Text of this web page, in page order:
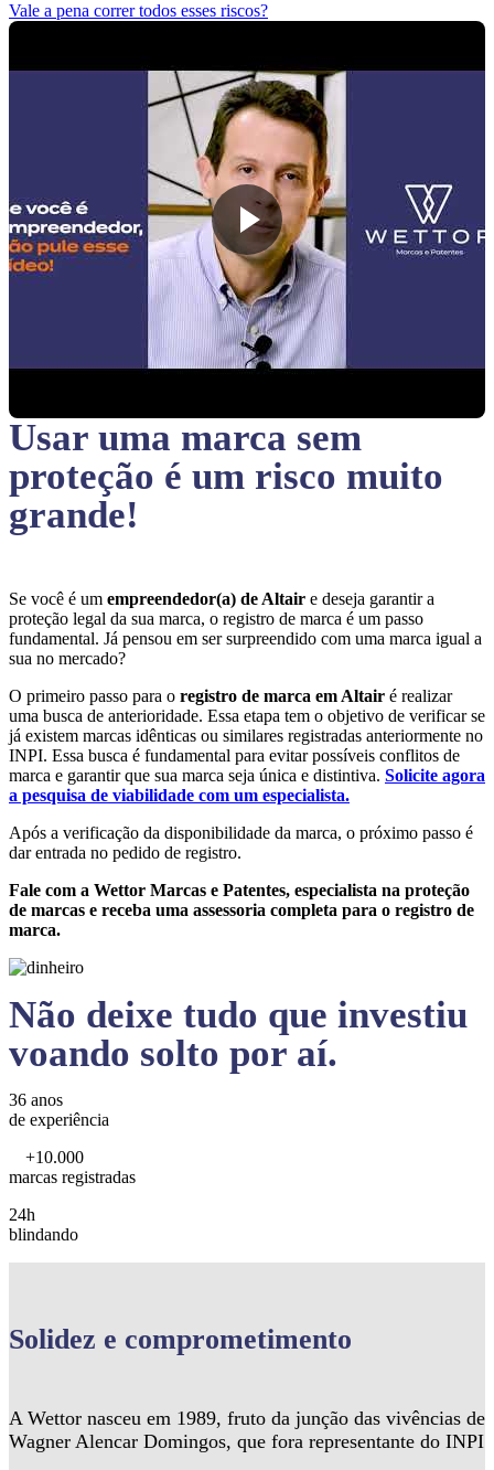
Vale a pena correr todos esses riscos?
Usar uma marca sem
proteção é um risco muito
grande!
Se você é um empreendedor(a) de Altair e deseja garantir a
proteção legal da sua marca, o registro de marca é um passo
fundamental. Já pensou em ser surpreendido com uma marca igual a
sua no mercado?
O primeiro passo para o registro de marca em Altair é realizar
uma busca de anterioridade. Essa etapa tem o objetivo de verificar se
já existem marcas idênticas ou similares registradas anteriormente no
INPI. Essa busca é fundamental para evitar possíveis conflitos de
marca e garantir que sua marca seja única e distintiva. Solicite agora
a pesquisa de viabilidade com um especialista.
Após a verificação da disponibilidade da marca, o próximo passo é
dar entrada no pedido de registro.
Fale com a Wettor Marcas e Patentes, especialista na proteção
de marcas e receba uma assessoria completa para o registro de
marca.
Não deixe tudo que investiu
voando solto por aí.
36 anos
de experiência
+10.000
marcas registradas
24h
blindando
Solidez e comprometimento
A Wettor nasceu em 1989, fruto da junção das vivências de
Wagner Alencar Domingos, que fora representante do INPI